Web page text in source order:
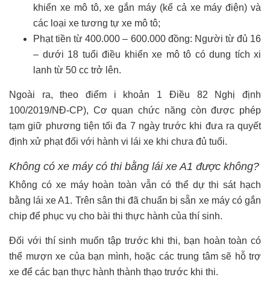
khiển xe mô tô, xe gắn máy (kể cả xe máy điện) và
các loại xe tương tự xe mô tô;
Phạt tiền từ 400.000 – 600.000 đồng: Người từ đủ 16
– dưới 18 tuổi điều khiển xe mô tô có dung tích xi
lanh từ 50 cc trở lên.
Ngoài ra, theo điểm i khoản 1 Điều 82 Nghị định
100/2019/NĐ-CP), Cơ quan chức năng còn được phép
tạm giữ phương tiện tối đa 7 ngày trước khi đưa ra quyết
định xử phạt đối với hành vi lái xe khi chưa đủ tuổi.
Không có xe máy có thi bằng lái xe A1 được không?
Không có xe máy hoàn toàn vẫn có thể dự thi sát hạch
bằng lái xe A1. Trên sân thi đã chuẩn bị sẵn xe máy có gắn
chip để phục vụ cho bài thi thực hành của thí sinh.
Đối với thí sinh muốn tập trước khi thi, bạn hoàn toàn có
thể mượn xe của bạn mình, hoặc các trung tâm sẽ hỗ trợ
xe để các bạn thực hành thành thạo trước khi thi.